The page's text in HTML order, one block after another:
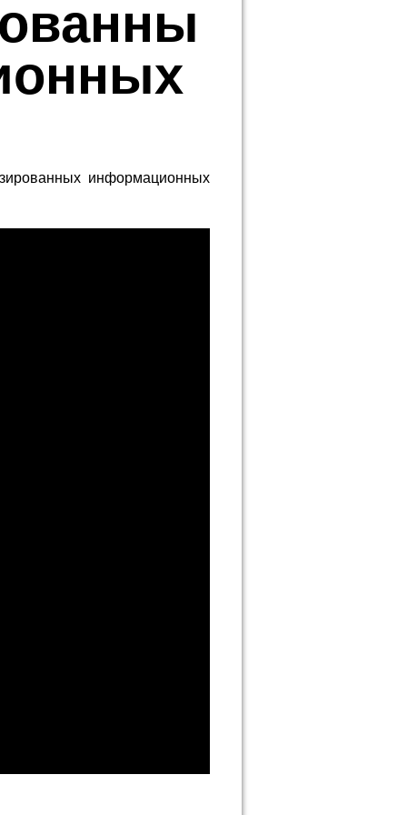
информационных